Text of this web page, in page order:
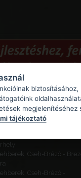
Cseh-Brézó -
Cseh-Brézó -
megjelenítéséhez
tájékoztató